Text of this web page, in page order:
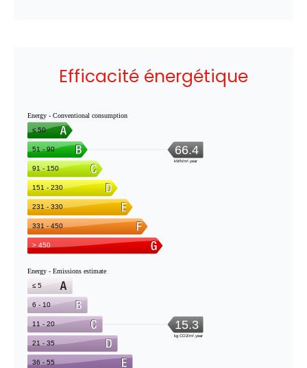
Efficacité énergétique